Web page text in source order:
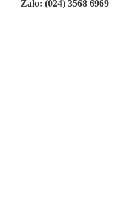
Zalo: (024) 3568 6969